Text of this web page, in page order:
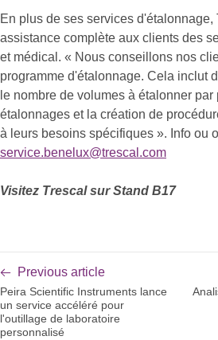
En plus de ses services d'étalonnage,
assistance complète aux clients des
et médical. « Nous conseillons nos
programme d'étalonnage. Cela inclut
le nombre de volumes à étalonner
étalonnages et la création de
à leurs besoins spécifiques ». Info ou
service.benelux@trescal.com
Visitez Trescal sur Stand B17
Previous article
Peira Scientific Instruments lance
un service accéléré pour
l'outillage de laboratoire
personnalisé